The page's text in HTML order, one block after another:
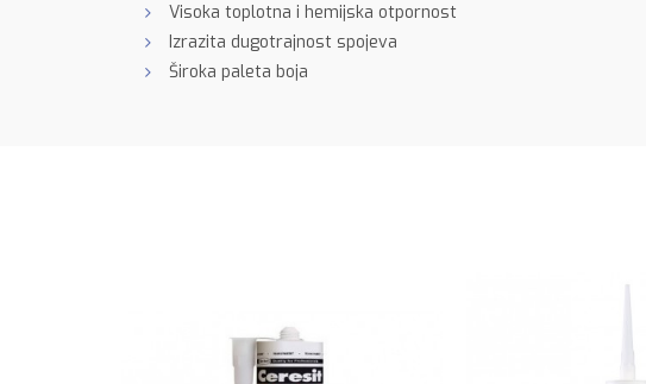
Visoka toplotna i hemijska otpornost
Izrazita dugotrajnost spojeva
Široka paleta boja